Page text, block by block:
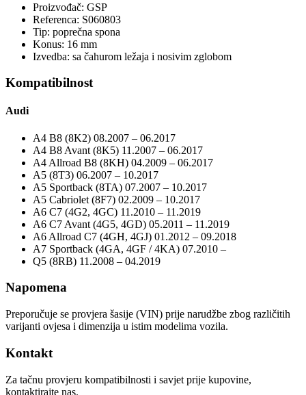
Proizvođač: GSP
Referenca: S060803
Tip: poprečna spona
Konus: 16 mm
Izvedba: sa čahurom ležaja i nosivim zglobom
Kompatibilnost
Audi
A4 B8 (8K2) 08.2007 – 06.2017
A4 B8 Avant (8K5) 11.2007 – 06.2017
A4 Allroad B8 (8KH) 04.2009 – 06.2017
A5 (8T3) 06.2007 – 10.2017
A5 Sportback (8TA) 07.2007 – 10.2017
A5 Cabriolet (8F7) 02.2009 – 10.2017
A6 C7 (4G2, 4GC) 11.2010 – 11.2019
A6 C7 Avant (4G5, 4GD) 05.2011 – 11.2019
A6 Allroad C7 (4GH, 4GJ) 01.2012 – 09.2018
A7 Sportback (4GA, 4GF / 4KA) 07.2010 –
Q5 (8RB) 11.2008 – 04.2019
Napomena
Preporučuje se provjera šasije (VIN) prije narudžbe zbog različitih
varijanti ovjesa i dimenzija u istim modelima vozila.
Kontakt
Za tačnu provjeru kompatibilnosti i savjet prije kupovine,
kontaktirajte nas.